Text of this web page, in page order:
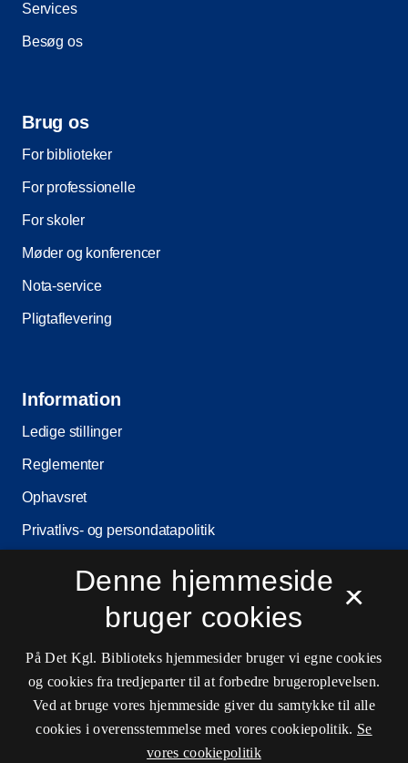
Services
Besøg os
Brug os
For biblioteker
For professionelle
For skoler
Møder og konferencer
Nota-service
Pligtaflevering
Information
Ledige stillinger
Reglementer
Ophavsret
Privatlivs- og persondatapolitik
Cookieindstillinger
Kontaktinformationer
×
Denne hjemmeside
bruger cookies
På Det Kgl. Biblioteks hjemmesider bruger vi egne cookies
og cookies fra tredjeparter til at forbedre brugeroplevelsen.
Ved at bruge vores hjemmeside giver du samtykke til alle
cookies i overensstemmelse med vores cookiepolitik. Se
vores cookiepolitik